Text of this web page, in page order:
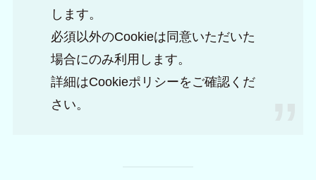
します。
必須以外のCookieは同意いただいた
場合にのみ利用します。
詳細はCookieポリシーをご確認くだ
さい。